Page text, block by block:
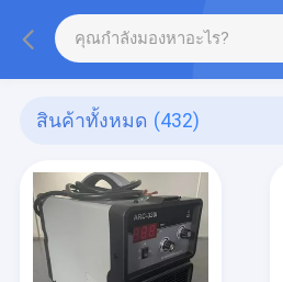
สินค้าทั้งหมด (432)